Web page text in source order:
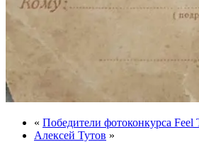
« Победители фотоконкурса Feel
Алексей Тутов »